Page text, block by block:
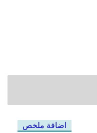
اضافة ملخص